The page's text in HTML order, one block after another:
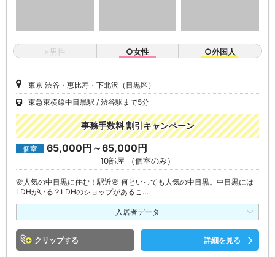
×男性 ○女性 ○外国人
東京 渋谷・恵比寿・下北沢（目黒区）
東急東横線中目黒駅
渋谷駅まで5分
事務手数料 割引キャンペーン
個室 65,000円～65,000円
10部屋 （個室のみ）
🌸人気の中目黒に住む！駅近🌸 何といっても人気の中目黒。中目黒には
LDHがいる？LDHのショップがあるこ…
入居者データ
クリップ 詳細を見る